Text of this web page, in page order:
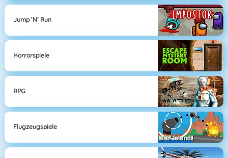
Jump ’n’ Run
Horrorspiele
RPG
Flugzeugspiele